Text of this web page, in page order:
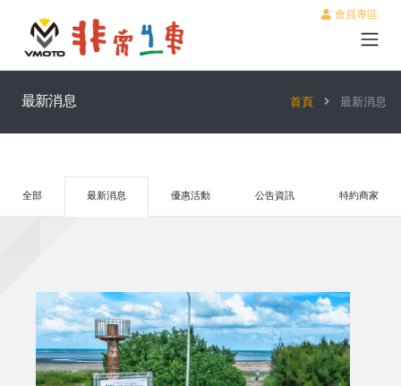
會員專區
最新消息 首頁 最新消息
全部 最新消息 優惠活動 公告資訊 特約商家